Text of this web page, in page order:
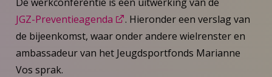
JGZ-Preventieagenda
. Hieronder een verslag van
de bijeenkomst, waar onder andere wielrenster en
ambassadeur van het Jeugdsportfonds Marianne
Vos sprak.